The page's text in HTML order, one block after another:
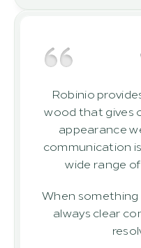
Robinio
wood that gives
appearance
communication
wide range
When something
always clear